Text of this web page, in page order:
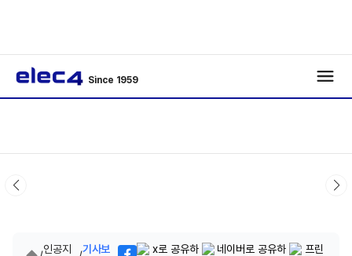
Since 1959
인공지
기사보